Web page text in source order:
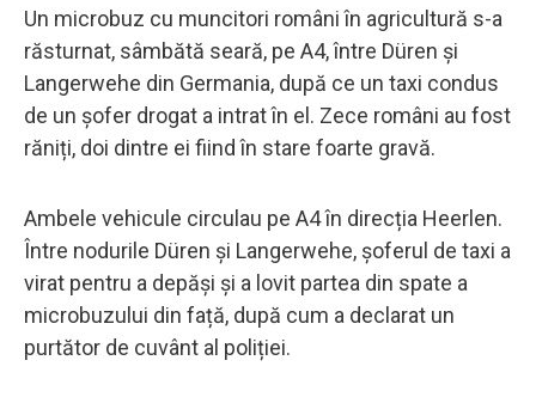
Un microbuz cu muncitori români în agricultură s-a
răsturnat, sâmbătă seară, pe A4, între Düren și
Langerwehe din Germania, după ce un taxi condus
de un șofer drogat a intrat în el. Zece români au fost
răniți, doi dintre ei fiind în stare foarte gravă.
Ambele vehicule circulau pe A4 în direcția Heerlen.
Între nodurile Düren și Langerwehe, șoferul de taxi a
virat pentru a depăși și a lovit partea din spate a
microbuzului din față, după cum a declarat un
purtător de cuvânt al poliției.